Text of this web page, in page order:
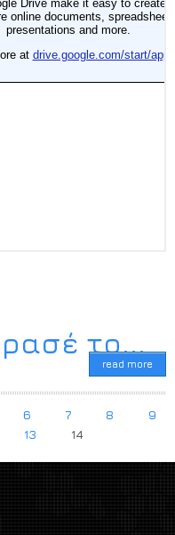
το...
read more
6 7 8
9
13 14